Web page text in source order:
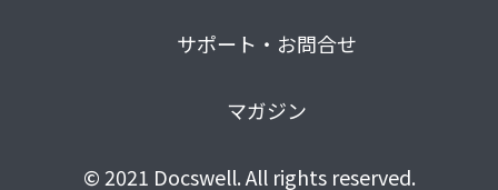
サポート・お問合せ
マガジン
© 2021 Docswell. All rights reserved.